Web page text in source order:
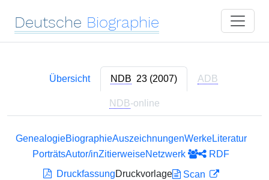
Deutsche Biographie
Übersicht NDB 23 (2007) ADB
NDB-online
GenealogieBiographieAuszeichnungenWerkeLiteratur
PorträtsAutor/inZitierweiseNetzwerk
RDF
DruckfassungDruckvorlage
Scan